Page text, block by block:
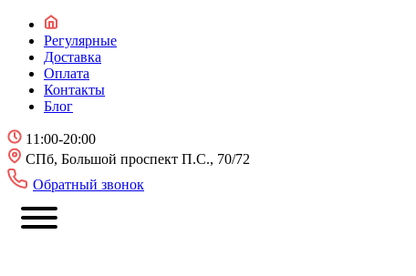
Регулярные
Доставка
Оплата
Контакты
Блог
11:00-20:00
СПб, Большой проспект П.С., 70/72
Обратный звонок